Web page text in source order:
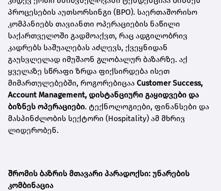
პროცესების აუთსორსინგი (BPO). საერთაშორისო
კომპანიებს თავიანთი ოპერაციების ნაწილი
საქართველოში გადმოაქვთ, რაც ადგილობრივ
კადრებს საშუალებას აძლევს, ქვეყნიდან
გაუსვლელად იმუშაონ გლობალურ ბაზარზე. აქ
ყველაზე სწრაფი ზრდა ფიქსირდება ისეთ
მიმართულებებში, როგორებიცაა Customer Success,
Account Management, დისტანციური გაყიდვები და
ბიზნეს ოპერაციები. ტექნოლოგიები, ფინანსები და
მასპინძლობის სექტორი (Hospitality) ამ მხრივ
ლიდერობენ.
შრომის ბაზრის მთავარი პარადოქსი: უნარების
კომბინაცია